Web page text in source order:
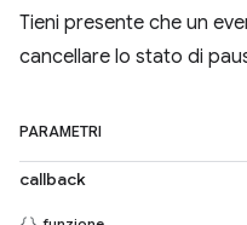
Tieni presente che un
cancellare lo stato di
PARAMETRI
callback